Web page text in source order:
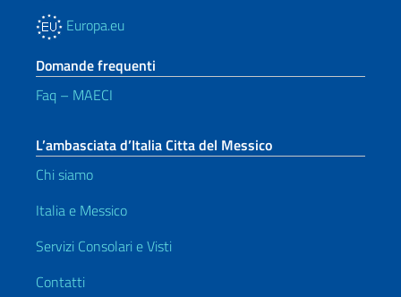
Europa.eu
Domande frequenti
Faq – MAECI
L’ambasciata d’Italia Citta del Messico
Chi siamo
Italia e Messico
Servizi Consolari e Visti
Contatti